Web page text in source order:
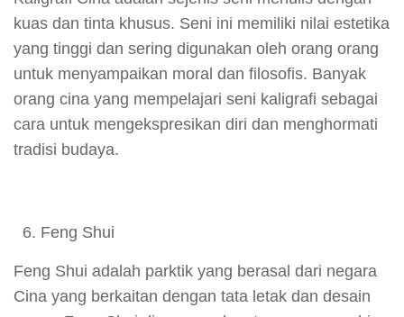
kuas dan tinta khusus. Seni ini memiliki nilai estetika
yang tinggi dan sering digunakan oleh orang orang
untuk menyampaikan moral dan filosofis. Banyak
orang cina yang mempelajari seni kaligrafi sebagai
cara untuk mengekspresikan diri dan menghormati
tradisi budaya.
Feng Shui
Feng Shui adalah parktik yang berasal dari negara
Cina yang berkaitan dengan tata letak dan desain